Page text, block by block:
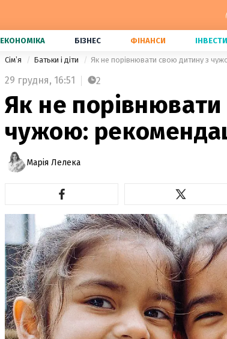
ЕКОНОМІКА БІЗНЕС ФІНАНСИ
Сімʼя Батьки і діти Як не порівнювати свою дитину з
29 грудня, 16:51 2
Як не
чужою:
Марія Лелека